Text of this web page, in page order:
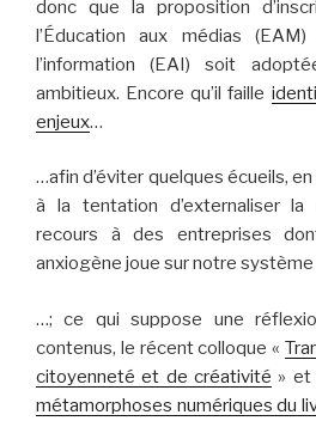
donc que la proposition
l’Éducation aux médias
l’information (EAI) soit
ambitieux. Encore qu’il faille
enjeux…
…afin d’éviter quelques écueils,
à la tentation d’externaliser la
recours à des entreprises
anxiogène joue sur notre système
…; ce qui suppose une
contenus, le récent colloque «
citoyenneté et de créativité » et
métamorphoses numériques du